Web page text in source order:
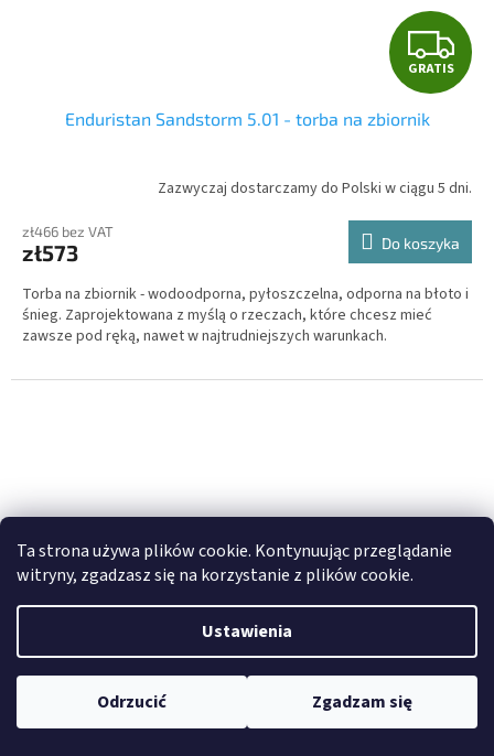
Ta strona używa plików cookie. Kontynuując przeglądanie
witryny, zgadzasz się na korzystanie z plików cookie.
Ustawienia
Odrzucić Zgadzam się
G
R
T
I
S
GRATIS
Enduristan Sandstorm 5.01 - torba na zbiornik
Zazwyczaj dostarczamy do Polski w ciągu 5 dni.
zł466 bez VAT
zł573 Do koszyka
Torba na zbiornik - wodoodporna, pyłoszczelna, odporna na błoto i
śnieg. Zaprojektowana z myślą o rzeczach, które chcesz mieć
zawsze pod ręką, nawet w najtrudniejszych warunkach.
G
R
GRATIS